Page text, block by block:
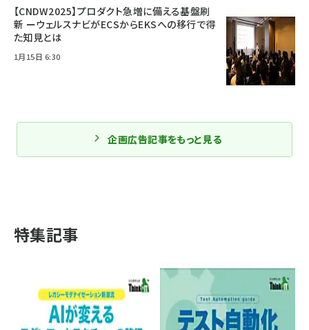
【CNDW2025】プロダクト急増に備える基盤刷
新 ーウェルスナビがECSからEKSへの移行で得
た知見とは
1月15日 6:30
企画広告記事をもっと見る
特集記事